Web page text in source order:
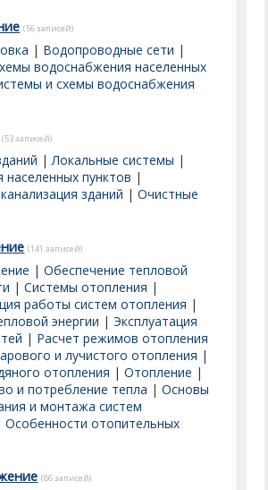
(56 записей)
| Водопроводные сети |
водоснабжения населенных
и схемы водоснабжения
(53 записей)
|Локальные системы |
населенных пунктов |
зданий |Очистные
(141 записей)
|Обеспечение тепловой
|Системы отопления |
работы систем отопления |
энергии |Эксплуатация
| Расчет режимов отопления
и лучистого отопления |
отопления |Отопление |
и потребление тепла |Основы
и монтажа систем
Особенности отопительных
(86 записей)